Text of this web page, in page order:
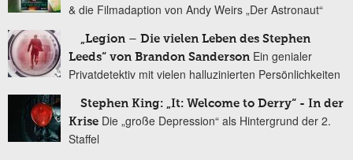
& die Filmadaption von Andy Weirs „Der Astronaut“
„Legion – Die vielen Leben des Stephen
Leeds“ von Brandon Sanderson Ein genialer
Privatdetektiv mit vielen halluzinierten Persönlichkeiten
Stephen King: „It: Welcome to Derry“ - In der
Krise Die „große Depression“ als Hintergrund der 2.
Staffel